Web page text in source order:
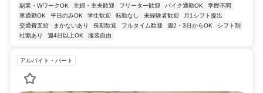
副業・WワークOK 主婦・主夫歓迎 フリーター歓迎 バイク通勤OK
学歴不問
車通勤OK
平日のみOK 学生歓迎 転勤なし 未経験者歓迎
月1シフト提出
交通費支給
まかないあり 長期歓迎 フルタイム歓迎 週2・3日からOK
シフト制
社割あり
週4日以上OK 服装自由
アルバイト・パート